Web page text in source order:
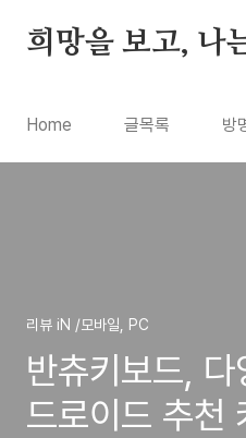
희망을 보고, 나
Home 글목록 방
리뷰 iN /모바일, PC
반츄키보드,
드로이드 추천